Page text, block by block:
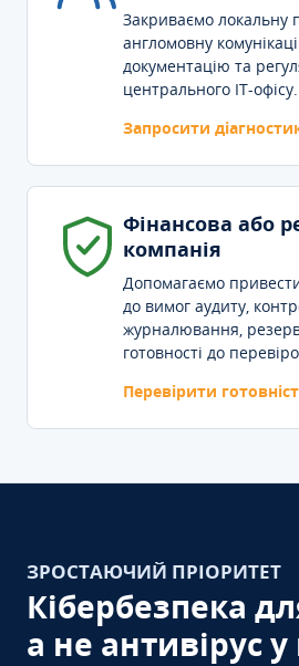
Закриваємо локальну
англомовну
документацію та
центрального IT-офісу.
Запросити
Фінансова або
компанія
Допомагаємо
до вимог аудиту,
журналювання,
готовності до
Перевірити
ЗРОСТАЮЧИЙ ПРІОРИТЕТ
Кібербезпека
а не антивірус у